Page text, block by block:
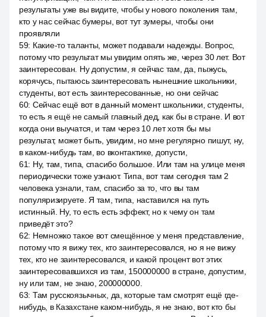
результаты уже вы видите, чтобы у нового поколения там,
кто у нас сейчас бумеры, вот тут зумеры, чтобы они
проявляли
59: Какие-то таланты, может подавали надежды. Вопрос,
потому что результат мы увидим опять же, через 30 лет. Вот
заинтересован. Ну допустим, я сейчас там, да, пыжусь,
корячусь, пытаюсь заинтересовать нынешние школьники,
студенты, вот есть заинтересованные, но они сейчас
60: Сейчас ещё вот в данный момент школьники, студенты,
то есть я ещё не самый главный дед, как бы в стране. И вот
когда они выучатся, и там через 10 лет хотя бы мы
результат, может быть, увидим, но мне регулярно пишут, ну,
в каком-нибудь там, во вконтактике, допусти,
61: Ну, там, типа, спасибо большое. Или там на улице меня
периодически тоже узнают. Типа, вот там сегодня там 2
человека узнали, там, спасибо за то, что вы там
популяризируете. Я там, типа, наставился на путь
истинный. Ну, то есть есть эффект, но к чему он там
приведёт это?
62: Немножко такое вот смещённое у меня представление,
потому что я вижу тех, кто заинтересовался, но я не вижу
тех, кто не заинтересовался, и какой процент вот этих
заинтересовавшихся из там, 150000000 в стране, допустим,
ну или там, не знаю, 200000000.
63: Там русскоязычных, да, которые там смотрят ещё где-
нибудь, в Казахстане каком-нибудь, я не знаю, вот кто бы